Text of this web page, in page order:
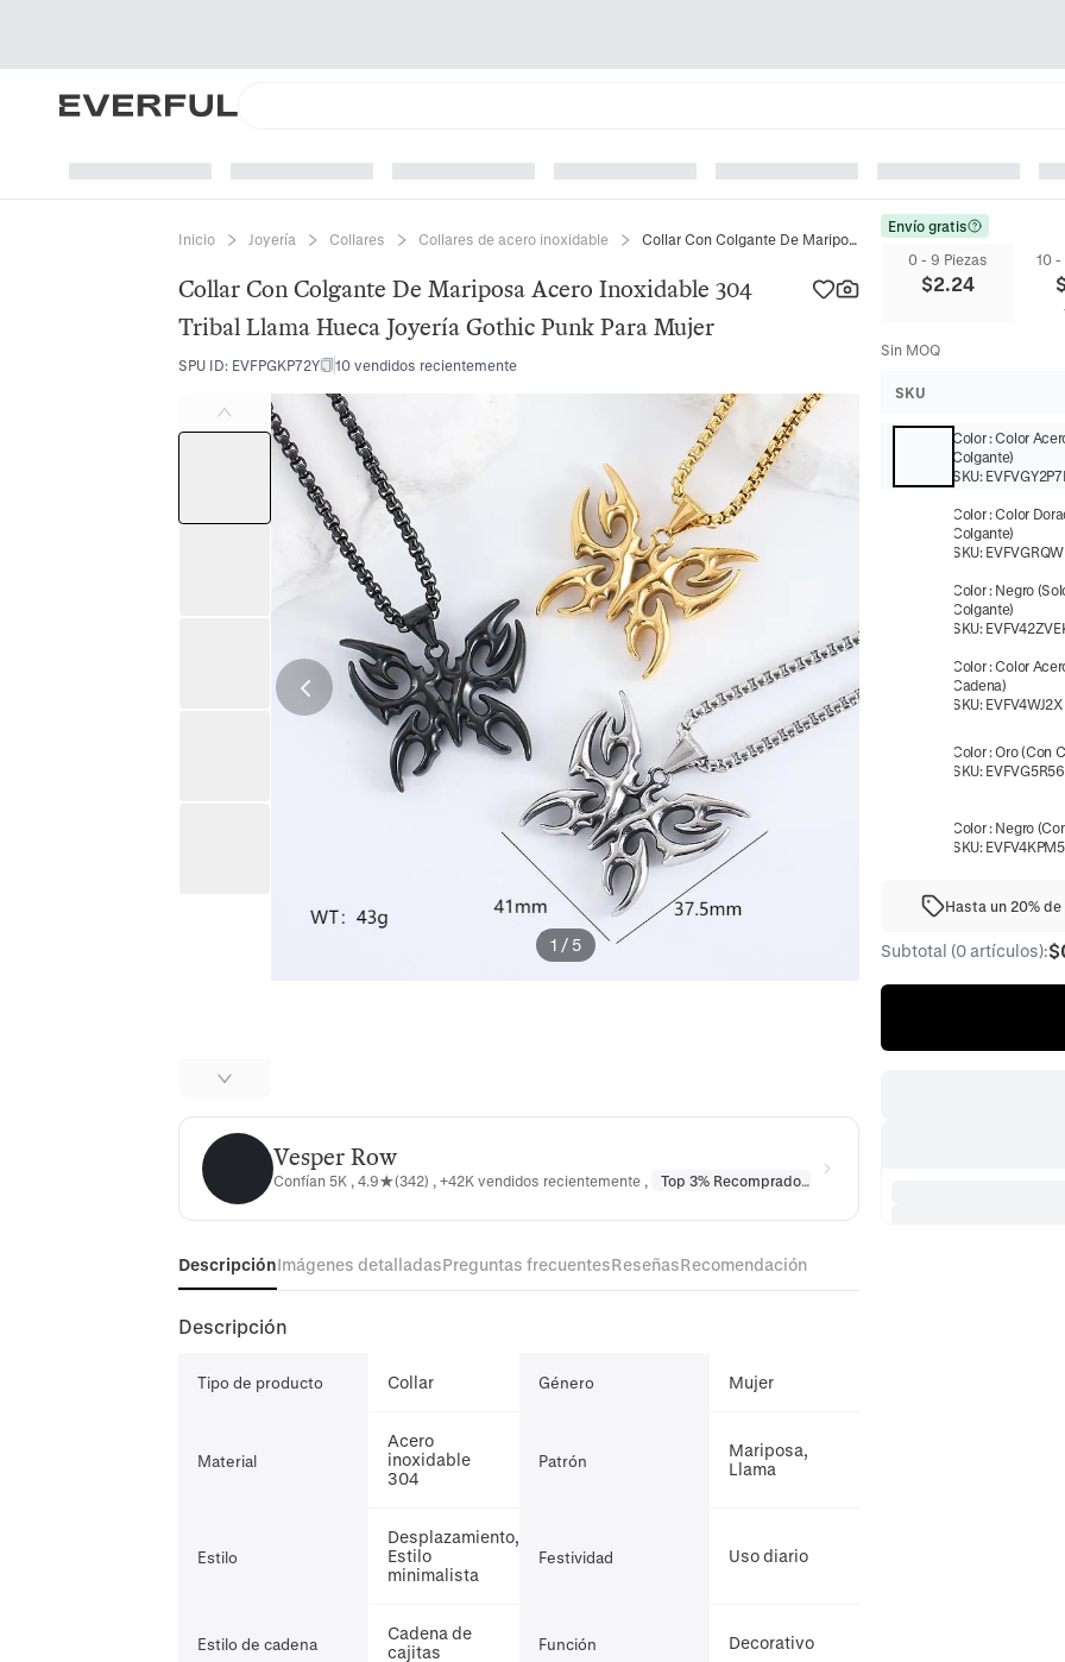
Inicio Joyería Collares Collares de acero inoxidable Collar Con Colgante De Mariposa Acero Inoxidable 304 Tribal Llama Hueca Joyería Gothic Punk Para Mujer
Collar Con Colgante De Mariposa Acero Inoxidable 304
Tribal Llama Hueca Joyería Gothic Punk Para Mujer
SPU ID: EVFPGKP72Y 10 vendidos recientemente
1 / 5
Vesper RowVesper Row
Confían 5K , 4.9★(342) , +42K vendidos recientemente , Top 3% Recomprado
DescripciónImágenes detalladasPreguntas frecuentesReseñasRecomendación
Descripción
Tipo de producto Collar Género Mujer
Material
Acero
inoxidable
304
Patrón
Mariposa,
Llama
Estilo
Desplazamiento,
Estilo
minimalista
Festividad Uso diario
Estilo de cadena
Cadena de
cajitas
Función Decorativo
Envío gratis
0 - 9 Piezas
$2.24
10 -
$
Sin MOQ
SKU
Color:Color
Colgante)
SKU:
Color:Color
Colgante)
SKU:
Color: Negro
Colgante)
SKU:
Color:Color
Cadena)
SKU:
Color:Oro (Con
SKU:
Color: Negro
SKU:
Hasta un 20%
Subtotal (0 artículos):